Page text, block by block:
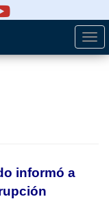
informó a